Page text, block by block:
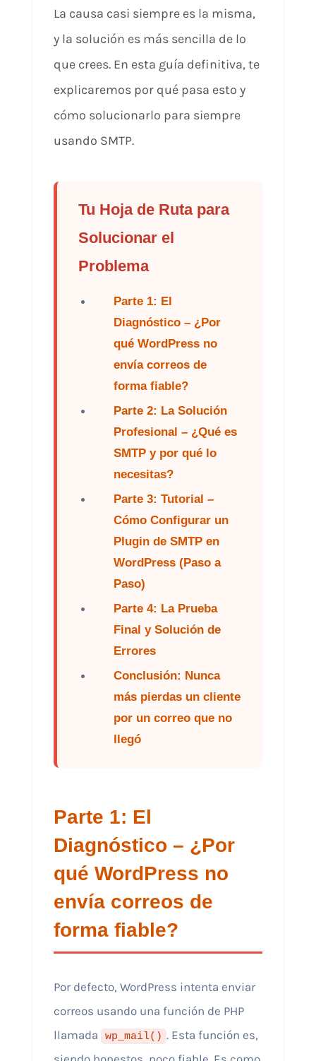
La causa casi siempre es la misma,
y la solución es más sencilla de lo
que crees. En esta guía definitiva, te
explicaremos por qué pasa esto y
cómo solucionarlo para siempre
usando SMTP.
Tu Hoja de Ruta para
Solucionar el
Problema
Parte 1: El
Diagnóstico – ¿Por
qué WordPress no
envía correos de
forma fiable?
Parte 2: La Solución
Profesional – ¿Qué es
SMTP y por qué lo
necesitas?
Parte 3: Tutorial –
Cómo Configurar un
Plugin de SMTP en
WordPress (Paso a
Paso)
Parte 4: La Prueba
Final y Solución de
Errores
Conclusión: Nunca
más pierdas un cliente
por un correo que no
llegó
Parte 1: El
Diagnóstico – ¿Por
qué WordPress no
envía correos de
forma fiable?
Por defecto, WordPress intenta enviar
correos usando una función de PHP
llamada
wp_mail() . Esta función es,